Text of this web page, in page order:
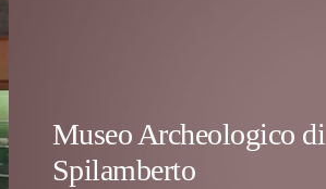
Museo Archeologico di
Spilamberto